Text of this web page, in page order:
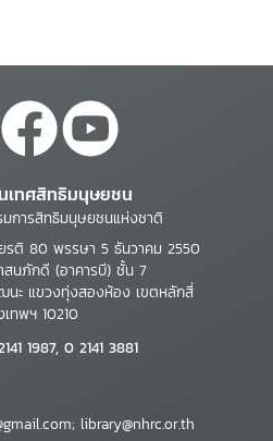
เทศสิทธิมนุษยชน
การสิทธิมนุษยชนแห่งชาติ
รติ 80 พรรษา 5 ธันวาคม 2550
สนภักดี (อาคารบี) ชั้น 7
ะ แขวงทุ่งสองห้อง เขตหลักสี่
ทพฯ 10210
1987, 0 2141 3881
library@nhrc.or.th